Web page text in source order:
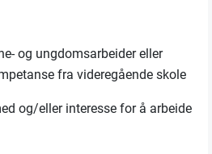
og ungdomsarbeidereller
fra videregående skole
og/eller interesse for å arbeide